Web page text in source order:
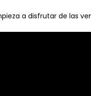
a disfrutar de las